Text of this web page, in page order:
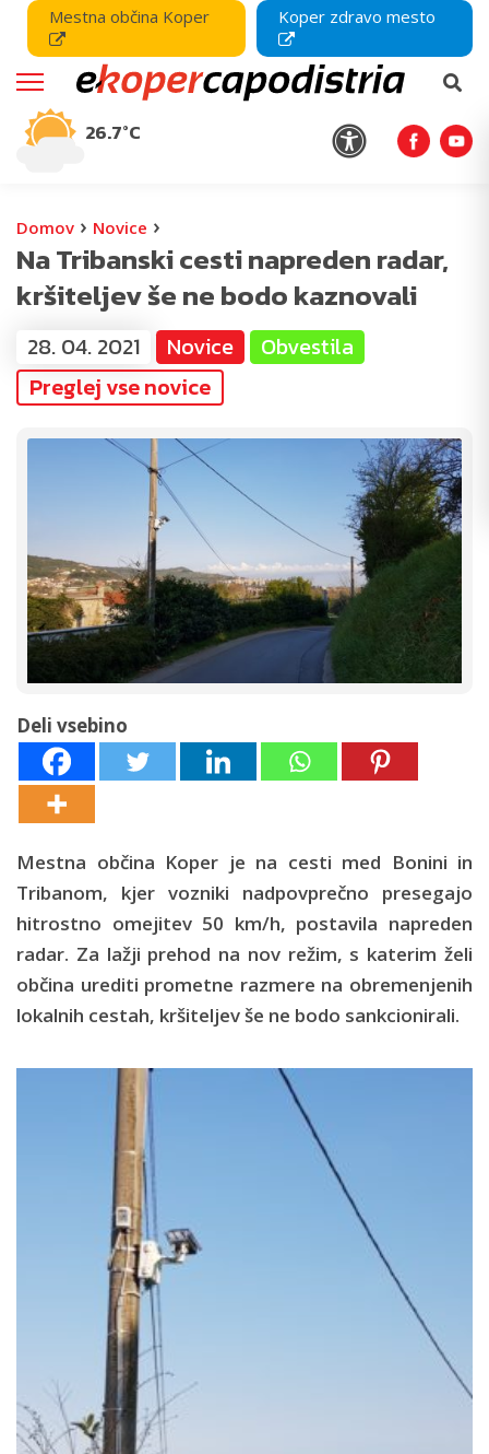
Mestna občina Koper Koper zdravo mesto
26.7°C
Domov › Novice ›
Na Tribanski cesti napreden radar,
kršiteljev še ne bodo kaznovali
28. 04. 2021 Novice
Obvestila
Preglej vse novice
Deli vsebino
Mestna občina Koper je na cesti med Bonini in
Tribanom, kjer vozniki nadpovprečno presegajo
hitrostno omejitev 50 km/h, postavila napreden
radar. Za lažji prehod na nov režim, s katerim želi
občina urediti prometne razmere na obremenjenih
lokalnih cestah, kršiteljev še ne bodo sankcionirali.